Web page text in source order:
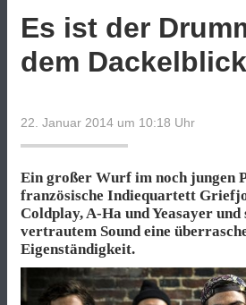
Es ist der
dem Dackelblick
22. Januar 2014 um 10:18 Uhr
Ein großer Wurf im noch jungen
französische Indiequartett
Coldplay, A-Ha und Yeasayer und
vertrautem Sound eine
Eigenständigkeit.